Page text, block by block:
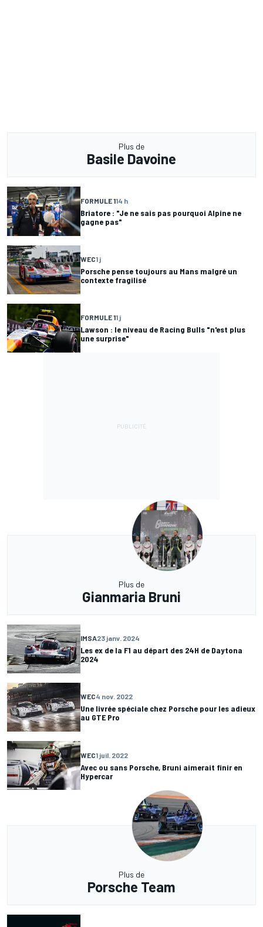
Plus de
Basile Davoine
FORMULE 114 h
Briatore : "Je ne sais pas pourquoi Alpine ne
gagne pas"
WEC1 j
Porsche pense toujours au Mans malgré un
contexte fragilisé
FORMULE 11 j
Lawson : le niveau de Racing Bulls "n'est plus
une surprise"
Plus de
Gianmaria Bruni
IMSA23 janv. 2024
Les ex de la F1 au départ des 24H de Daytona
2024
WEC4 nov. 2022
Une livrée spéciale chez Porsche pour les adieux
au GTE Pro
WEC1 juil. 2022
Avec ou sans Porsche, Bruni aimerait finir en
Hypercar
Plus de
Porsche Team